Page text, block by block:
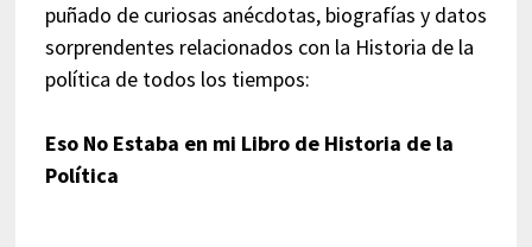
puñado de curiosas anécdotas, biografías y datos
sorprendentes relacionados con la Historia de la
política de todos los tiempos:
Eso No Estaba en mi Libro de Historia de la
Política